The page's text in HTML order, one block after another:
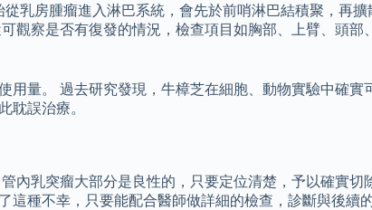
乳房腫瘤進入淋巴系統，會先於前哨淋巴結積聚，再
觀察是否有復發的情況，檢查項目如胸部、上臂、頭
量。 過去研究發現，牛樟芝在細胞、動物實驗中確實
耽誤治療。
乳突瘤大部分是良性的，只要定位清楚，予以確實
種不幸，只要能配合醫師做詳細的檢查，診斷與後續